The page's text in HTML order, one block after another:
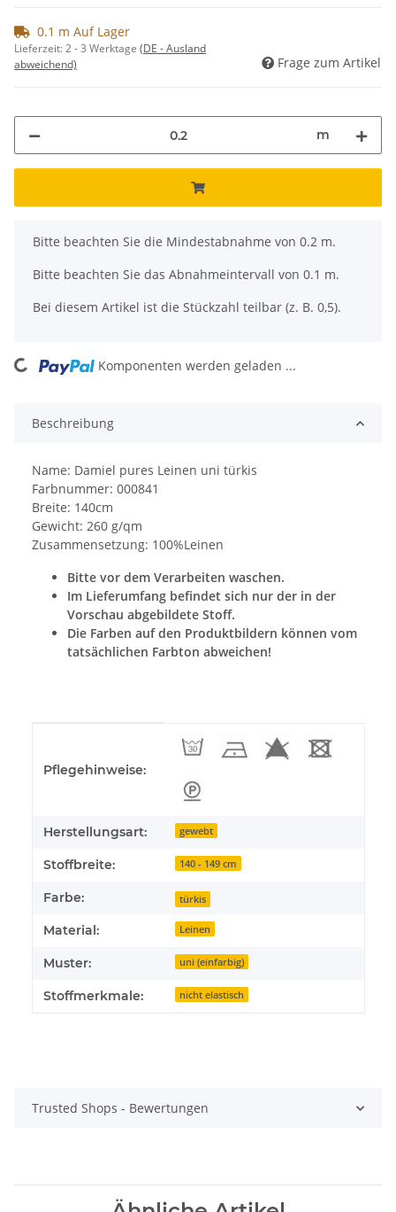
0.1 m Auf Lager
Lieferzeit:2 - 3 Werktage (DE - Ausland
abweichend)
Frage zum Artikel
m
x
Bitte beachten Sie die Mindestabnahme von 0.2 m.
Bitte beachten Sie das Abnahmeintervall von 0.1 m.
Bei diesem Artikel ist die Stückzahl teilbar (z. B. 0,5).
Komponenten werden geladen ...
Beschreibung
Name: Damiel pures Leinen uni türkis
Farbnummer: 000841
Breite: 140cm
Gewicht: 260 g/qm
Zusammensetzung: 100%Leinen
Bitte vor dem Verarbeiten waschen.
Im Lieferumfang befindet sich nur der in der
Vorschau abgebildete Stoff.
Die Farben auf den Produktbildern können vom
tatsächlichen Farbton abweichen!
Pflegehinweise:
Herstellungsart: gewebt
Stoffbreite: 140 - 149 cm
Farbe: türkis
Material: Leinen
Muster: uni (einfarbig)
Stoffmerkmale: nicht elastisch
Trusted Shops - Bewertungen